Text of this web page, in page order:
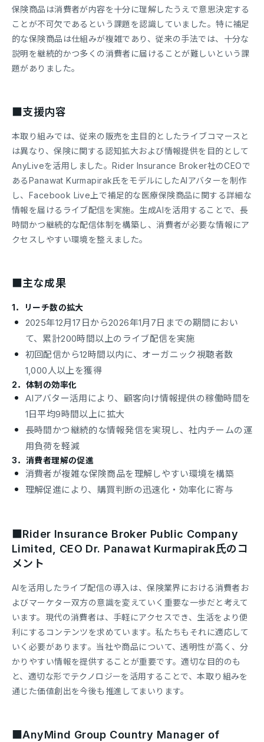
保険商品は消費者が内容を十分に理解したうえで意思決定する
ことが不可欠であるという課題を認識していました。特に補足
的な保険商品は仕組みが複雑であり、従来の手法では、十分な
説明を継続的かつ多くの消費者に届けることが難しいという課
題がありました。
■支援内容
本取り組みでは、従来の販売を主目的としたライブコマースと
は異なり、保険に関する認知拡大および情報提供を目的として
AnyLiveを活用しました。Rider Insurance Broker社のCEOで
あるPanawat Kurmapirak氏をモデルにしたAIアバターを制作
し、Facebook Live上で補足的な医療保険商品に関する詳細な
情報を届けるライブ配信を実施。生成AIを活用することで、長
時間かつ継続的な配信体制を構築し、消費者が必要な情報にア
クセスしやすい環境を整えました。
■主な成果
1．リーチ数の拡大
2025年12月17日から2026年1月7日までの期間におい
て、累計200時間以上のライブ配信を実施
初回配信から12時間以内に、オーガニック視聴者数
1,000人以上を獲得
2．体制の効率化
AIアバター活用により、顧客向け情報提供の稼働時間を
1日平均9時間以上に拡大
長時間かつ継続的な情報発信を実現し、社内チームの運
用負荷を軽減
3．消費者理解の促進
消費者が複雑な保険商品を理解しやすい環境を構築
理解促進により、購買判断の迅速化・効率化に寄与
■Rider Insurance Broker Public Company
Limited, CEO Dr. Panawat Kurmapirak氏のコ
メント
AIを活用したライブ配信の導入は、保険業界における消費者お
よびマーケター双方の意識を変えていく重要な一歩だと考えて
います。現代の消費者は、手軽にアクセスでき、生活をより便
利にするコンテンツを求めています。私たちもそれに適応して
いく必要があります。当社や商品について、透明性が高く、分
かりやすい情報を提供することが重要です。適切な目的のも
と、適切な形でテクノロジーを活用することで、本取り組みを
通じた価値創出を今後も推進してまいります。
■AnyMind Group Country Manager of